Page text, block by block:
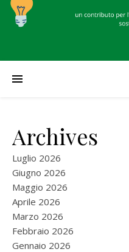
Archives
Luglio 2026
Giugno 2026
Maggio 2026
Aprile 2026
Marzo 2026
Febbraio 2026
Gennaio 2026